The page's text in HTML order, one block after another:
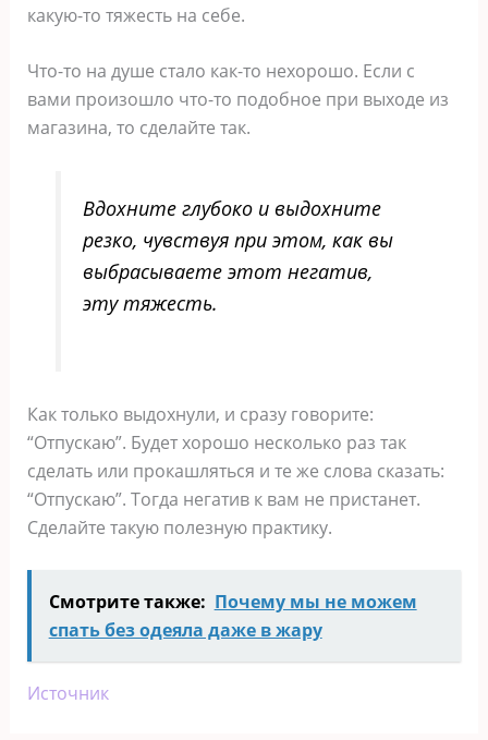
какую-то тяжесть на себе.
Что-то на душе стало как-то нехорошо. Если с
вами произошло что-то подобное при выходе из
магазина, то сделайте так.
Вдохните глубоко и выдохните
резко, чувствуя при этом, как вы
выбрасываете этот негатив,
эту тяжесть.
Как только выдохнули, и сразу говорите:
“Отпускаю”. Будет хорошо несколько раз так
сделать или прокашляться и те же слова сказать:
“Отпускаю”. Тогда негатив к вам не пристанет.
Сделайте такую полезную практику.
Смотрите также: Почему мы не можем
спать без одеяла даже в жару
Источник